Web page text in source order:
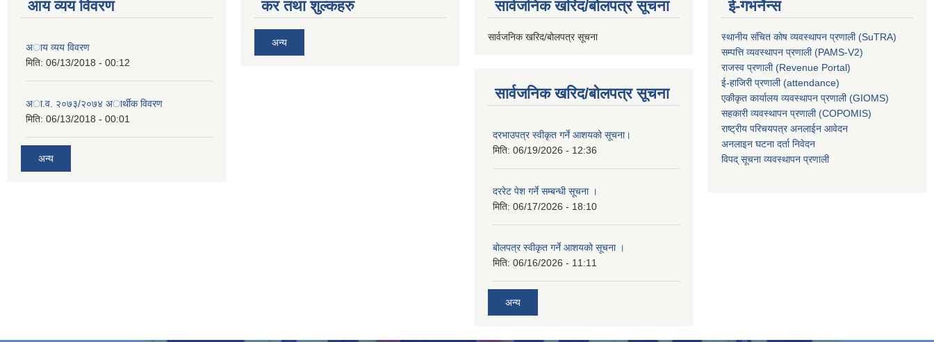
आय व्यय विवरण
अाय व्यय विवरण
मिति: 06/13/2018 - 00:12
अा.व. २०७३/२०७४ अार्थीक विवरण
मिति: 06/13/2018 - 00:01
अन्य
कर तथा शुल्कहरु
अन्य
सार्वजनिक खरिद/बोलपत्र सूचना
सार्वजनिक खरिद/बोलपत्र सूचना
सार्वजनिक खरिद/बोलपत्र सूचना
दरभाउपत्र स्वीकृत गर्ने आशयको सूचना।
मिति: 06/19/2026 - 12:36
दररेट पेश गर्ने सम्बन्धी सूचना ।
मिति: 06/17/2026 - 18:10
बोलपत्र स्वीकृत गर्ने आशयको सूचना ।
मिति: 06/16/2026 - 11:11
अन्य
ई-गभर्नेन्स
स्थानीय संचित कोष व्यवस्थापन प्रणाली (SuTRA)
सम्पत्ति व्यवस्थापन प्रणाली (PAMS-V2)
राजस्व प्रणाली (Revenue Portal)
ई-हाजिरी प्रणाली (attendance)
एकीकृत कार्यालय व्यवस्थापन प्रणाली (GIOMS)
सहकारी व्यवस्थापन प्रणाली (COPOMIS)
राष्ट्रीय परिचयपत्र अनलाईन आवेदन
अनलाइन घटना दर्ता निवेदन
विपद् सूचना व्यवस्थापन प्रणाली